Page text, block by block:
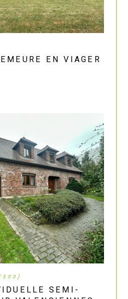
EN VIAGER
SEMI-